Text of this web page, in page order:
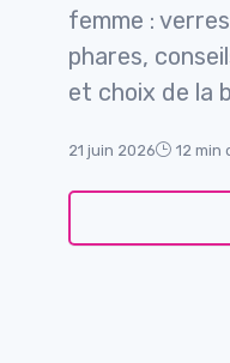
femme :
phares,
et choix de la
21 juin 2026 12 min